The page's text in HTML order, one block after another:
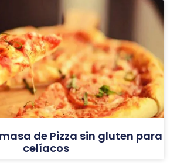
de Pizza sin gluten para
celíacos